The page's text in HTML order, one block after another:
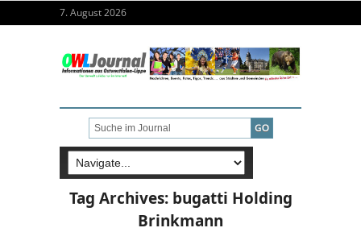
7. August 2026
Tag Archives: bugatti Holding
Brinkmann